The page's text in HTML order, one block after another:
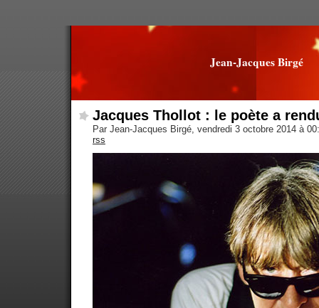
Jean-Jacques Birgé
Jacques Thollot : le poète a
Par Jean-Jacques Birgé, vendredi 3 octobre 2014 à
rss